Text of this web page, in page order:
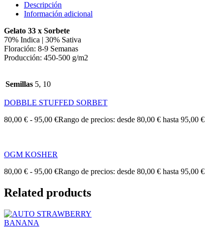
Descripción
Información adicional
Gelato 33 x Sorbete
70% Indica | 30% Sativa
Floración: 8-9 Semanas
Producción: 450-500 g/m2
Semillas 5, 10
DOBBLE STUFFED SORBET
80,00 € - 95,00 €Rango de precios: desde 80,00 € hasta 95,00 €
OGM KOSHER
80,00 € - 95,00 €Rango de precios: desde 80,00 € hasta 95,00 €
Related products